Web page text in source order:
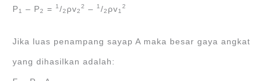
P1 – P2 = 1/2 ρv2
2 – 1/2 ρv1
2
Jika luas penampang sayap A maka besar gaya angkat
yang dihasilkan adalah: